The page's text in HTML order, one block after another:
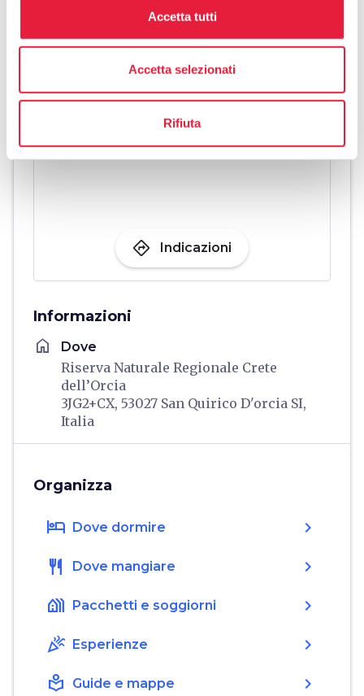
Accetta tutti
Accetta selezionati
Rifiuta
directions Indicazioni
Informazioni
home Dove
Riserva Naturale Regionale Crete
dell’Orcia
3JG2+CX, 53027 San Quirico D'orcia SI,
Italia
Organizza
hotel Dove dormire chevron_right
restaurant Dove mangiare chevron_right
holiday_village Pacchetti e soggiorni chevron_right
celebration Esperienze chevron_right
local_library Guide e mappe chevron_right